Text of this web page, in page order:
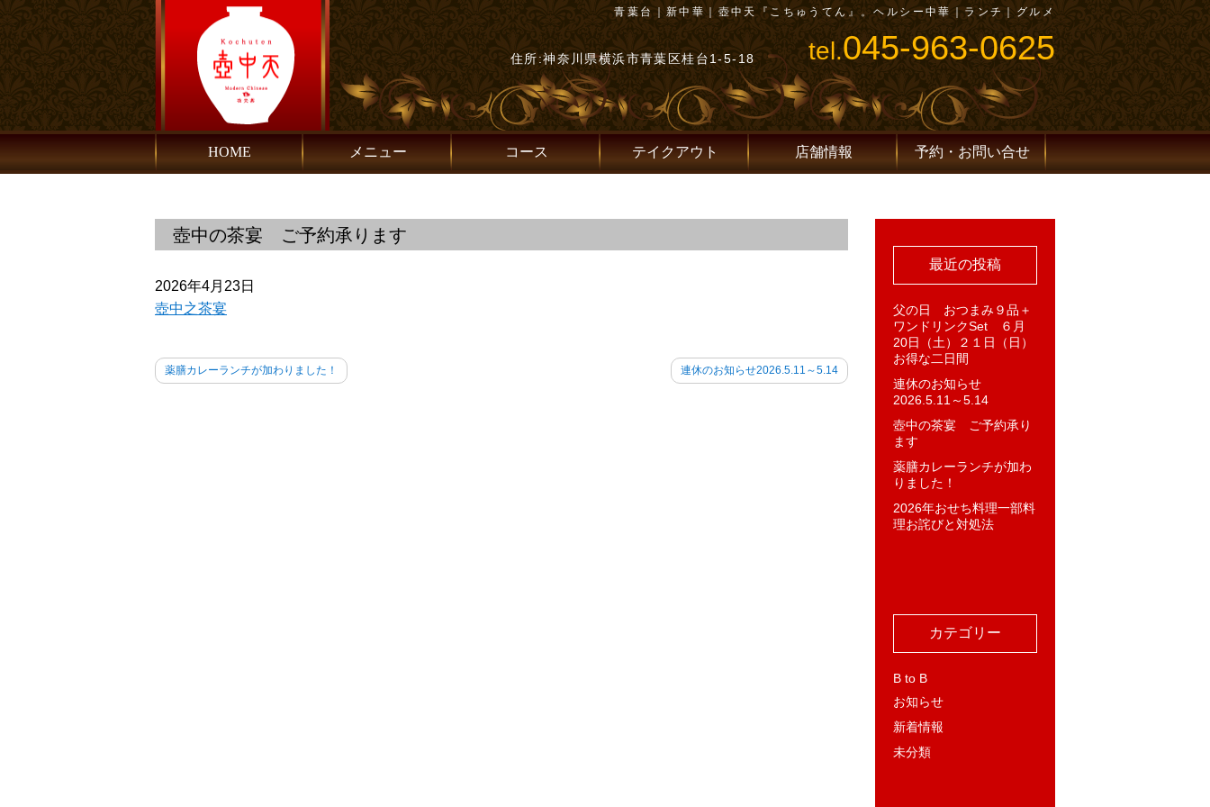
青葉台｜新中華｜壺中天『こちゅうてん』。ヘルシー中華｜ランチ｜グルメ
住所:神奈川県横浜市青葉区桂台1-5-18 tel.045-963-0625
HOME メニュー コース テイクアウト 店舗情報 予約・お問い合せ
壺中の茶宴 ご予約承ります
2026年4月23日
壺中之茶宴
薬膳カレーランチが加わりました！ 連休のお知らせ2026.5.11～5.14
最近の投稿
父の日 おつまみ９品＋
ワンドリンクSet ６月
20日（土）２１日（日）
お得な二日間
連休のお知らせ
2026.5.11～5.14
壺中の茶宴 ご予約承り
ます
薬膳カレーランチが加わ
りました！
2026年おせち料理一部料
理お詫びと対処法
カテゴリー
B to B
お知らせ
新着情報
未分類